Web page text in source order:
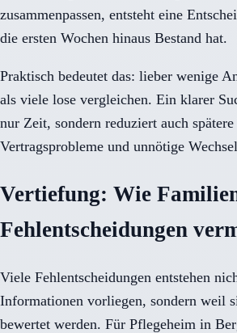
zusammenpassen, entsteht eine
die ersten Wochen hinaus Bestand hat.
Praktisch bedeutet das: lieber wenige
als viele lose vergleichen. Ein klarer
nur Zeit, sondern reduziert auch
Vertragsprobleme und unnötige
Vertiefung: Wie
Fehlentscheidungen
Viele Fehlentscheidungen entstehen
Informationen vorliegen, sondern weil
bewertet werden. Für Pflegeheim in